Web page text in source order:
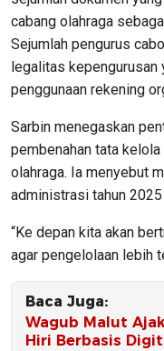
cabang olahraga
Sejumlah pengurus
legalitas
penggunaan rekening
Sarbin menegaskan
pembenahan tata
olahraga. Ia menyebut
administrasi tahun
“Ke depan kita akan
agar pengelolaan lebih
Baca Juga:
Wagub Malut
Hiri Berbasis